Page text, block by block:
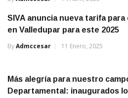
SIVA anuncia nueva tarifa
en Valledupar para este 2025
ByAdmccesar 11 Enero, 2025
Más alegría para nuestro
Departamental: inaugurados